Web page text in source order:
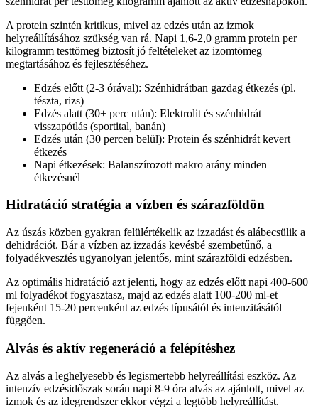
A protein szintén kritikus, mivel az edzés után az izmok
helyreállításához szükség van rá. Napi 1,6-2,0 gramm protein per
kilogramm testtömeg biztosít jó feltételeket az izomtömeg
megtartásához és fejlesztéséhez.
Edzés előtt (2-3 órával): Szénhidrátban gazdag étkezés (pl.
tészta, rizs)
Edzés alatt (30+ perc után): Elektrolit és szénhidrát
visszapótlás (sportital, banán)
Edzés után (30 percen belül): Protein és szénhidrát kevert
étkezés
Napi étkezések: Balanszírozott makro arány minden
étkezésnél
Hidratáció stratégia a vízben és szárazföldön
Az úszás közben gyakran felülértékelik az izzadást és alábecsülik a
dehidrációt. Bár a vízben az izzadás kevésbé szembetűnő, a
folyadékvesztés ugyanolyan jelentős, mint szárazföldi edzésben.
Az optimális hidratáció azt jelenti, hogy az edzés előtt napi 400-600
ml folyadékot fogyasztasz, majd az edzés alatt 100-200 ml-et
fejenként 15-20 percenként az edzés típusától és intenzitásától
függően.
Alvás és aktív regeneráció a felépítéshez
Az alvás a leghelyesebb és legismertebb helyreállítási eszköz. Az
intenzív edzésidőszak során napi 8-9 óra alvás az ajánlott, mivel az
izmok és az idegrendszer ekkor végzi a legtöbb helyreállítást.